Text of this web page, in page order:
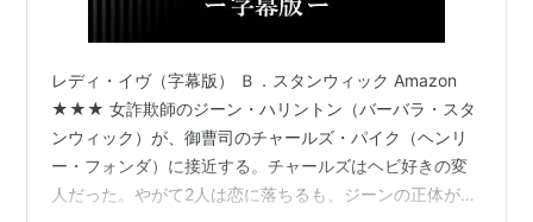
レディ・イヴ [DVD]
出版社/メーカー:ファーストトレーデ
ィング
発売日:2006/12/14
レディ・イヴ（字幕版） Ｂ．スタンウィック Amazon
★★★ 女詐欺師のジーン・ハリントン（バーバラ・スタ
ンウィック）が、御曹司のチャールズ・パイク（ヘンリ
ー・フォンダ）に接近する。チャールズはヘビ好きの変
人だった。やがて2人は恋に落ちるも、ジーンの正体がバ